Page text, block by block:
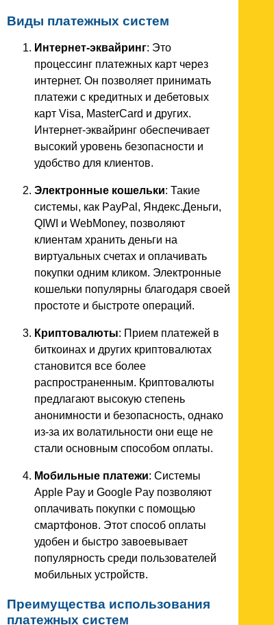
Виды платежных систем
Интернет-эквайринг: Это
процессинг платежных карт через
интернет. Он позволяет принимать
платежи с кредитных и дебетовых
карт Visa, MasterCard и других.
Интернет-эквайринг обеспечивает
высокий уровень безопасности и
удобство для клиентов.
Электронные кошельки: Такие
системы, как PayPal, Яндекс.Деньги,
QIWI и WebMoney, позволяют
клиентам хранить деньги на
виртуальных счетах и оплачивать
покупки одним кликом. Электронные
кошельки популярны благодаря своей
простоте и быстроте операций.
Криптовалюты: Прием платежей в
биткоинах и других криптовалютах
становится все более
распространенным. Криптовалюты
предлагают высокую степень
анонимности и безопасность, однако
из-за их волатильности они еще не
стали основным способом оплаты.
Мобильные платежи: Системы
Apple Pay и Google Pay позволяют
оплачивать покупки с помощью
смартфонов. Этот способ оплаты
удобен и быстро завоевывает
популярность среди пользователей
мобильных устройств.
Преимущества использования
платежных систем